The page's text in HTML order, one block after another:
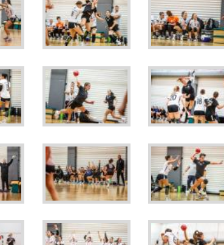
Clear'97 Kft. - McDonald’s